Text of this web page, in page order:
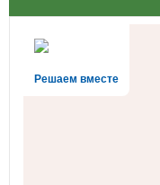
Решаем вместе